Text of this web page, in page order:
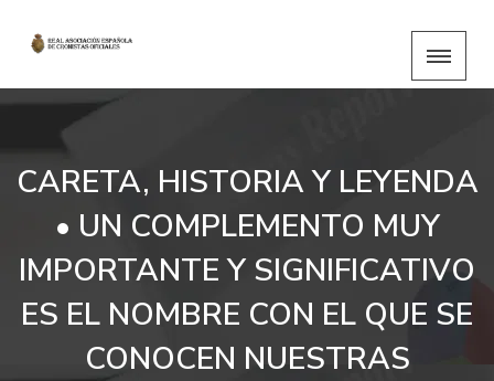
CARETA, HISTORIA Y LEYENDA
• UN COMPLEMENTO MUY
IMPORTANTE Y SIGNIFICATIVO
ES EL NOMBRE CON EL QUE SE
CONOCEN NUESTRAS